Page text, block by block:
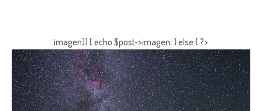
imagen)) { echo $post->imagen; } else { ?>